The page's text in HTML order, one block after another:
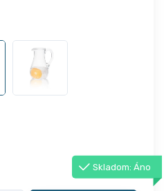
Skladom: Áno